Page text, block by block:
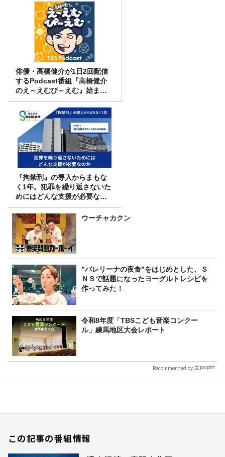
俳優・高橋健介が1日2回配信
するPodcast番組『高橋健介
のえ～えむぴ～えむ』始まり
ます
『拘禁刑』の導入からまもな
く1年。犯罪を繰り返さないた
めにはどんな支援が必要なの
か
ウーチャカクン
”バレリーナの夜食”をはじめとした、Ｓ
ＮＳで話題になったヨーグルトレシピを
作ってみた！
令和8年度「TBSこども音楽コンクー
ル」練馬地区大会レポート
Recommended by
この記事の番組情報